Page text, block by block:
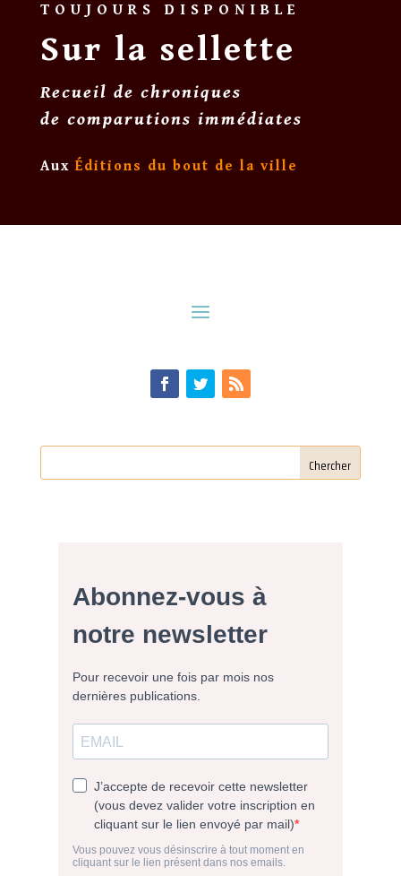
TOUJOURS DISPONIBLE
Sur la sellette
Recueil de chroniques
de comparutions immédiates
Aux Éditions du bout de la ville